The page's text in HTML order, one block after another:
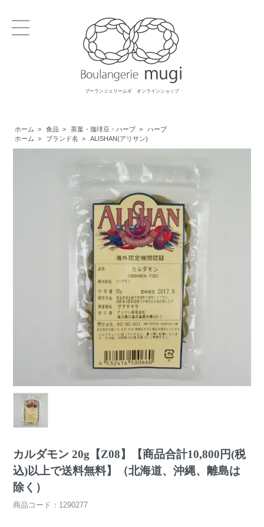
ブーランジェリームギ オンラインショップ
ホーム > 食品 > 茶葉・珈琲豆・ハーブ >
ハーブ
ホーム > ブランド名 > ALISHAN(アリサン)
カルダモン 20g【Z08】【商品合計10,800円(税
込)以上で送料無料】（北海道、沖縄、離島は
除く）
商品コード：1290277